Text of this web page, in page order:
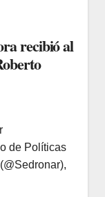
recibió al
de Políticas